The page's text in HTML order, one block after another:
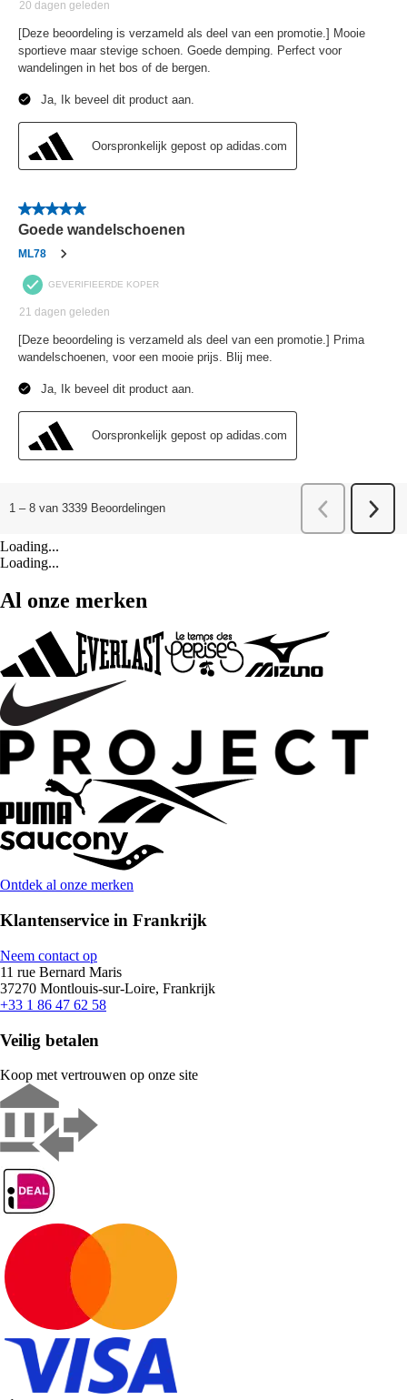
Loading...
Loading...
Al onze merken
Ontdek al onze merken
Klantenservice in Frankrijk
Neem contact op
11 rue Bernard Maris
37270 Montlouis-sur-Loire, Frankrijk
+33 1 86 47 62 58
Veilig betalen
Koop met vertrouwen op onze site